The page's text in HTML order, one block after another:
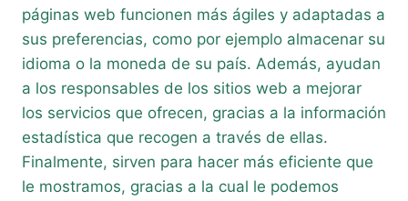
páginas web funcionen más ágiles y adaptadas a
sus preferencias, como por ejemplo almacenar su
idioma o la moneda de su país. Además, ayudan
a los responsables de los sitios web a mejorar
los servicios que ofrecen, gracias a la información
estadística que recogen a través de ellas.
Finalmente, sirven para hacer más eficiente que
le mostramos, gracias a la cual le podemos